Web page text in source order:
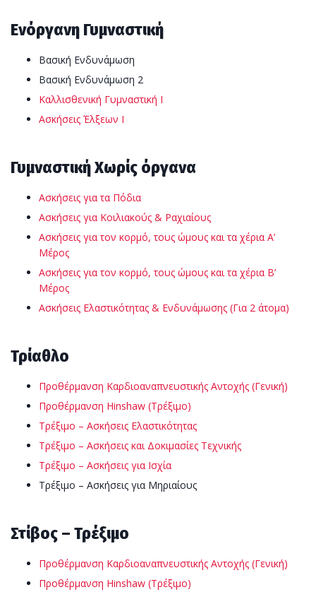
Ενόργανη Γυμναστική
Βασική Ενδυνάμωση
Βασική Ενδυνάμωση 2
Καλλισθενική Γυμναστική Ι
Ασκήσεις Έλξεων Ι
Γυμναστική Χωρίς όργανα
Ασκήσεις για τα Πόδια
Ασκήσεις για Κοιλιακούς & Ραχιαίους
Ασκήσεις για τον κορμό, τους ώμους και τα χέρια Α’
Μέρος
Ασκήσεις για τον κορμό, τους ώμους και τα χέρια Β’
Μέρος
Ασκήσεις Ελαστικότητας & Ενδυνάμωσης (Για 2 άτομα)
Τρίαθλο
Προθέρμανση Καρδιοαναπνευστικής Αντοχής (Γενική)
Προθέρμανση Hinshaw (Τρέξιμο)
Τρέξιμο – Ασκήσεις Ελαστικότητας
Τρέξιμο – Ασκήσεις και Δοκιμασίες Τεχνικής
Τρέξιμο – Ασκήσεις για Ισχία
Τρέξιμο – Ασκήσεις για Μηριαίους
Στίβος – Τρέξιμο
Προθέρμανση Καρδιοαναπνευστικής Αντοχής (Γενική)
Προθέρμανση Hinshaw (Τρέξιμο)